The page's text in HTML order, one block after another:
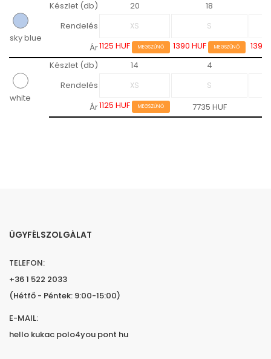
sky blue
Készlet (db) 20
18
Rendelés
Ár1125 HUF MEGSZŰNŐ 1390 HUF MEGSZŰNŐ 1390
white
Készlet (db) 14
4
Rendelés
Ár1125 HUF MEGSZŰNŐ 7735 HUF
ÜGYFÉLSZOLGÁLAT
TELEFON:
+36 1 522 2033
(Hétfő - Péntek: 9:00-15:00)
E-MAIL:
hello kukac polo4you pont hu